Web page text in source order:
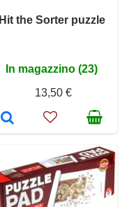
Hit the Sorter puzzle
In magazzino (23)
13,50 €